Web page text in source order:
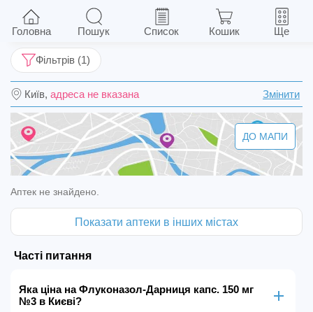
Флуконазол-Дарниця капс. 150 мг №3
Київ, адреса не вказана Змінити
Фільтрів (1)
ДО МАПИ
Аптек не знайдено.
Показати аптеки в інших містах
Часті питання
Яка ціна на Флуконазол-Дарниця капс. 150 мг
№3 в Києві?
Головна Пошук Список Кошик Ще